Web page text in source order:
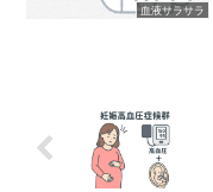
血液サラサラ